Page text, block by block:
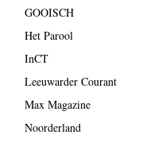
GOOISCH
Het Parool
InCT
Leeuwarder Courant
Max Magazine
Noorderland